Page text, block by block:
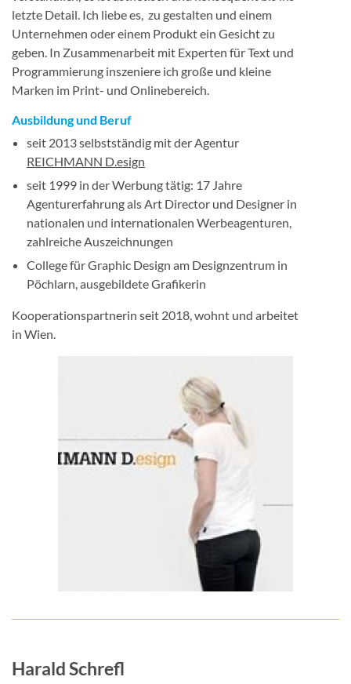
letzte Detail. Ich liebe es, zu gestalten und einem
Unternehmen oder einem Produkt ein Gesicht zu
geben. In Zusammenarbeit mit Experten für Text und
Programmierung inszeniere ich große und kleine
Marken im Print- und Onlinebereich.
Ausbildung und Beruf
seit 2013 selbstständig mit der Agentur
REICHMANN D.esign
seit 1999 in der Werbung tätig: 17 Jahre
Agenturerfahrung als Art Director und Designer in
nationalen und internationalen Werbeagenturen,
zahlreiche Auszeichnungen
College für Graphic Design am Designzentrum in
Pöchlarn, ausgebildete Grafikerin
Kooperationspartnerin seit 2018, wohnt und arbeitet
in Wien.
Harald Schrefl